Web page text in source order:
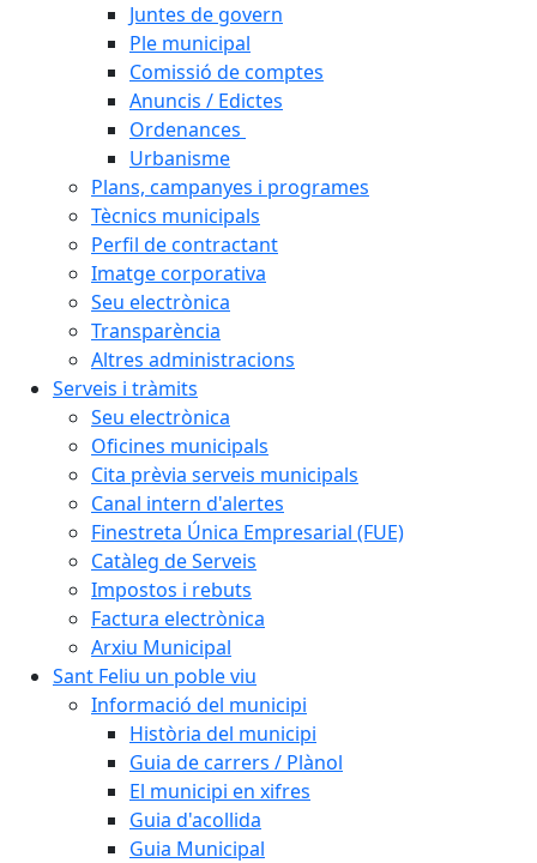
Juntes de govern
Ple municipal
Comissió de comptes
Anuncis / Edictes
Ordenances
Urbanisme
Plans, campanyes i programes
Tècnics municipals
Perfil de contractant
Imatge corporativa
Seu electrònica
Transparència
Altres administracions
Serveis i tràmits
Seu electrònica
Oficines municipals
Cita prèvia serveis municipals
Canal intern d'alertes
Finestreta Única Empresarial (FUE)
Catàleg de Serveis
Impostos i rebuts
Factura electrònica
Arxiu Municipal
Sant Feliu un poble viu
Informació del municipi
Història del municipi
Guia de carrers / Plànol
El municipi en xifres
Guia d'acollida
Guia Municipal